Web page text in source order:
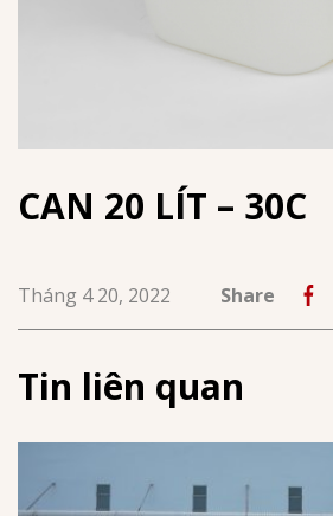
CAN 20 LÍT – 30C
Tháng 4 20, 2022 Share
Tin liên quan